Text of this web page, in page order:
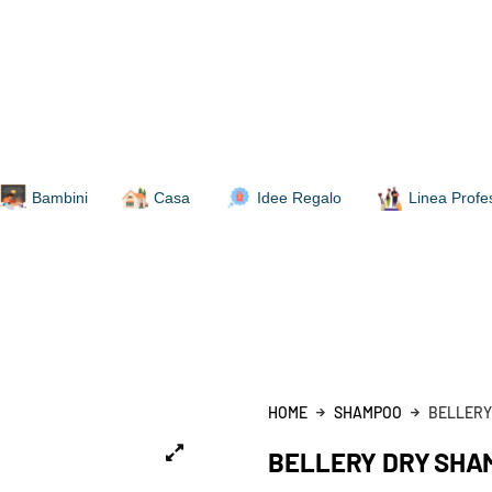
Bambini Casa Idee Regalo Linea
HOME SHAMPOO
BELLERY DRY